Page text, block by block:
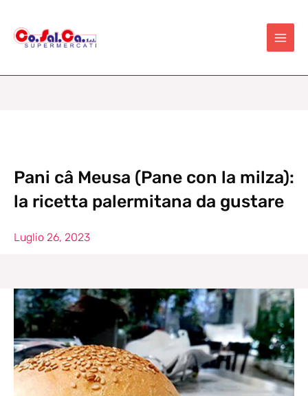
contenuto
Pani câ Meusa (Pane con la milza):
la ricetta palermitana da gustare
Luglio 26, 2023